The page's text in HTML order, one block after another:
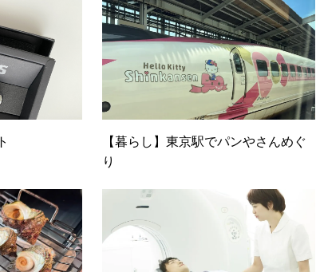
【暮らし】東京駅でパンやさんめぐ
り